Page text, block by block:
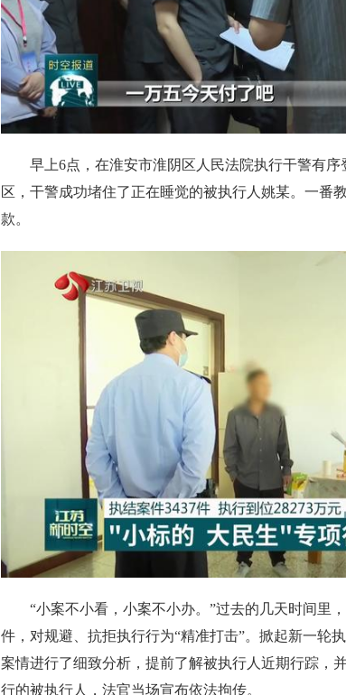
早上6点，在淮安市淮阴区人民法院执行干警有
区，干警成功堵住了正在睡觉的被执行人姚某。一番
款。
“小案不小看，小案不小办。”过去的几天时间里
件，对规避、抗拒执行行为“精准打击”。掀起新一轮
案情进行了细致分析，提前了解被执行人近期行踪，
行的被执行人，法官当场宣布依法拘传。